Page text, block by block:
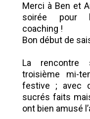
Merci à Ben et
soirée pour
coaching !
Bon début de
La rencontre
troisième mi-
festive ; avec
sucrés faits
ont bien amusé